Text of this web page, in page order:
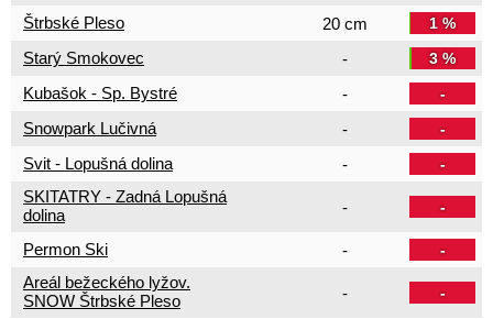
Štrbské Pleso 20 cm 1 %
Starý Smokovec - 3 %
Kubašok - Sp. Bystré - -
Snowpark Lučivná - -
Svit - Lopušná dolina - -
SKITATRY - Zadná Lopušná
dolina
- -
Permon Ski - -
Areál bežeckého lyžov.
SNOW Štrbské Pleso
- -